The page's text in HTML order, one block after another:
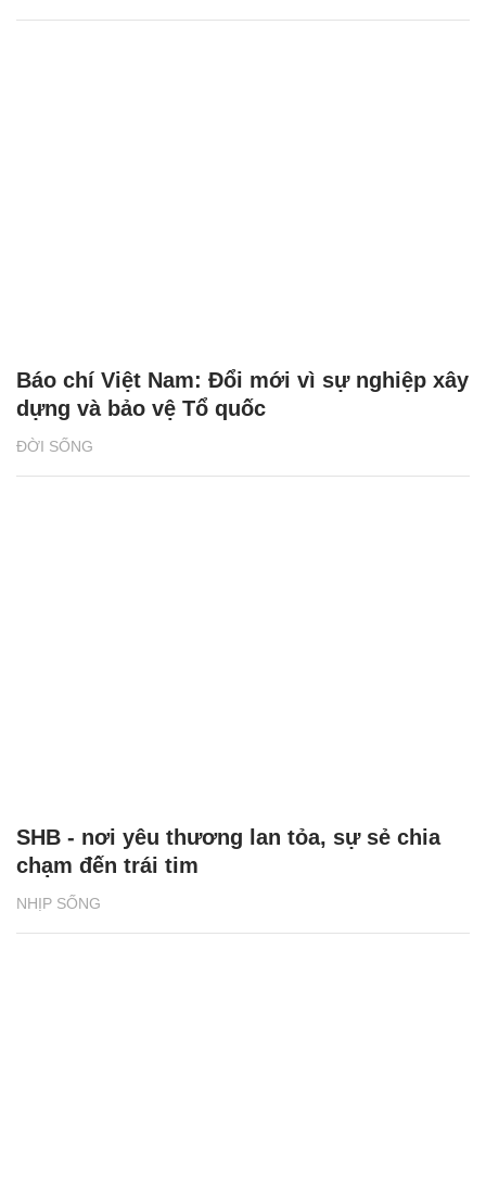
ĐỜI SỐNG
Báo chí Việt Nam: Đổi mới vì sự nghiệp xây
dựng và bảo vệ Tổ quốc
NHỊP SỐNG
SHB - nơi yêu thương lan tỏa, sự sẻ chia
chạm đến trái tim